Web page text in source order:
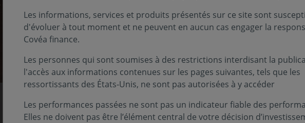
Les informations, services et produits présentés sur ce site sont
d'évoluer à tout moment et ne peuvent en aucun cas engager la
Covéa finance.
Les personnes qui sont soumises à des restrictions interdisant la
l'accès aux informations contenues sur les pages suivantes, tels que les
ressortissants des États-Unis, ne sont pas autorisées à y accéder
Les performances passées ne sont pas un indicateur fiable des
Elles ne doivent pas être l’élément central de votre décision